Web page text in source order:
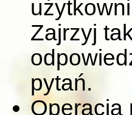
Zajrzyj
pytań.
Operacja